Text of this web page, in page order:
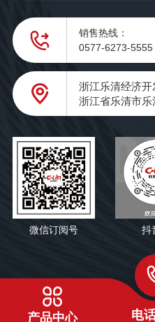
销售热线：
0577-6273-5555
浙江乐清经济
浙江省乐清市
微信订阅号 抖
产品中心 电